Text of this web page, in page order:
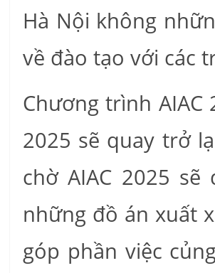
Hà Nội không
về đào tạo với các
Chương trình AIAC
2025 sẽ quay trở
chờ AIAC 2025
những đồ án xuất
góp phần việc